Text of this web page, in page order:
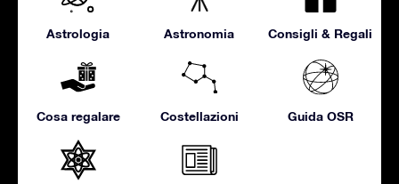
Astrologia Astronomia Consigli & Regali
Cosa regalare Costellazioni Guida OSR